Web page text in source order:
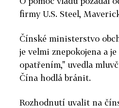
firmy U.S. Steel,
Čínské ministerstvo
je velmi znepokojena a
opatřením," uvedla
Čína hodlá bránit.
Rozhodnutí uvalit na